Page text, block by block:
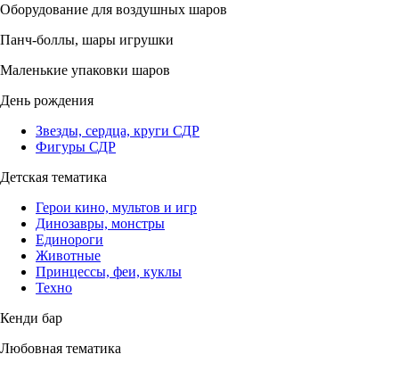
Оборудование для воздушных шаров
Панч-боллы, шары игрушки
Маленькие упаковки шаров
День рождения
Звезды, сердца, круги СДР
Фигуры СДР
Детская тематика
Герои кино, мультов и игр
Динозавры, монстры
Единороги
Животные
Принцессы, феи, куклы
Техно
Кенди бар
Любовная тематика